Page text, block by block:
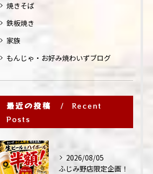
焼きそば
鉄板焼き
家族
もんじゃ・お好み焼わいずブログ
最近の投稿
Recent
Posts
2026/08/05
ふじみ野店限定企画！